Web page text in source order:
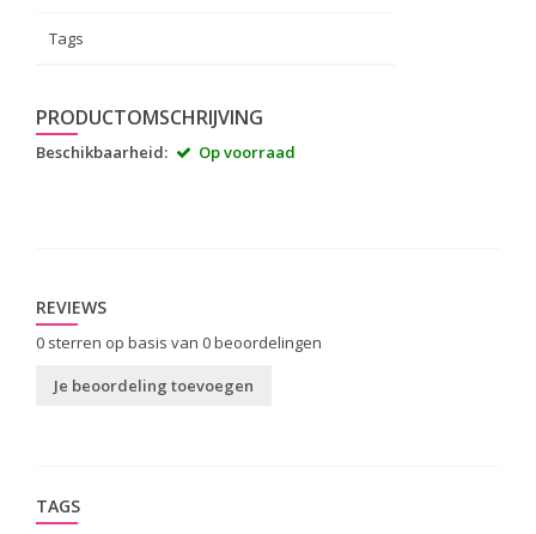
Tags
PRODUCTOMSCHRIJVING
Beschikbaarheid: Op voorraad
REVIEWS
0 sterren op basis van 0beoordelingen
Je beoordeling toevoegen
TAGS